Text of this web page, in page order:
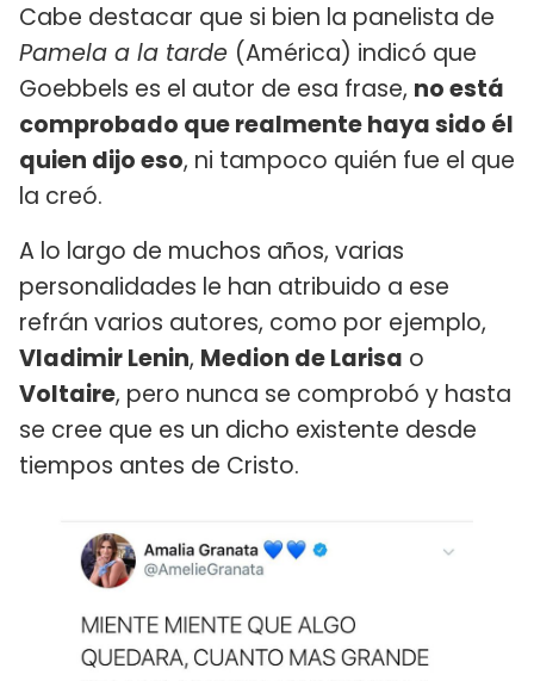
Cabe destacar que si bien la panelista de
Pamela a la tarde (América) indicó que
Goebbels es el autor de esa frase, no está
comprobado que realmente haya sido él
quien dijo eso, ni tampoco quién fue el que
la creó.
A lo largo de muchos años, varias
personalidades le han atribuido a ese
refrán varios autores, como por ejemplo,
Vladimir Lenin, Medion de Larisa o
Voltaire, pero nunca se comprobó y hasta
se cree que es un dicho existente desde
tiempos antes de Cristo.